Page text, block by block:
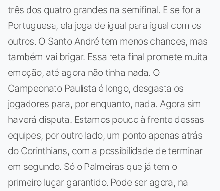
três dos quatro grandes na semifinal. E se for a
Portuguesa, ela joga de igual para igual com os
outros. O Santo André tem menos chances, mas
também vai brigar. Essa reta final promete muita
emoção, até agora não tinha nada. O
Campeonato Paulista é longo, desgasta os
jogadores para, por enquanto, nada. Agora sim
haverá disputa. Estamos pouco à frente dessas
equipes, por outro lado, um ponto apenas atrás
do Corinthians, com a possibilidade de terminar
em segundo. Só o Palmeiras que já tem o
primeiro lugar garantido. Pode ser agora, na